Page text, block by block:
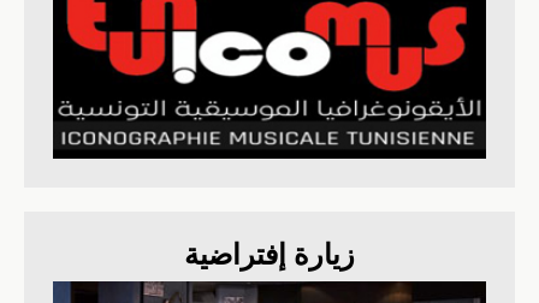
زيارة إفتراضية